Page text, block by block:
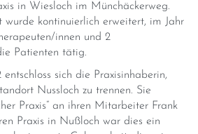
in Wiesloch im Münchäckerweg.
wurde kontinuierlich erweitert, im Jahr
innen und 2
Patienten tätig.
entschloss sich die Praxisinhaberin,
Nussloch zu trennen. Sie
Praxis“ an ihren Mitarbeiter Frank
Praxis in Nußloch war dies ein